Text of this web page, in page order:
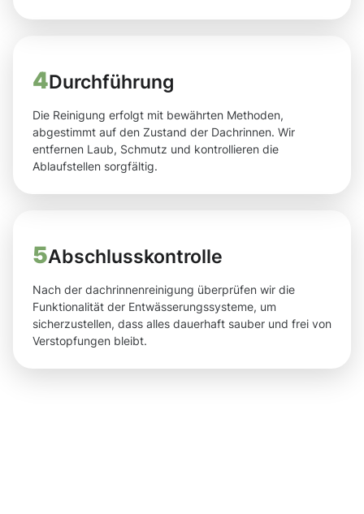
4Durchführung
Die Reinigung erfolgt mit bewährten Methoden,
abgestimmt auf den Zustand der Dachrinnen. Wir
entfernen Laub, Schmutz und kontrollieren die
Ablaufstellen sorgfältig.
5Abschlusskontrolle
Nach der dachrinnenreinigung überprüfen wir die
Funktionalität der Entwässerungssysteme, um
sicherzustellen, dass alles dauerhaft sauber und frei von
Verstopfungen bleibt.